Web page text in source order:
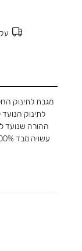
מגבת לתינוק
לתינוק
ההורה שנועד